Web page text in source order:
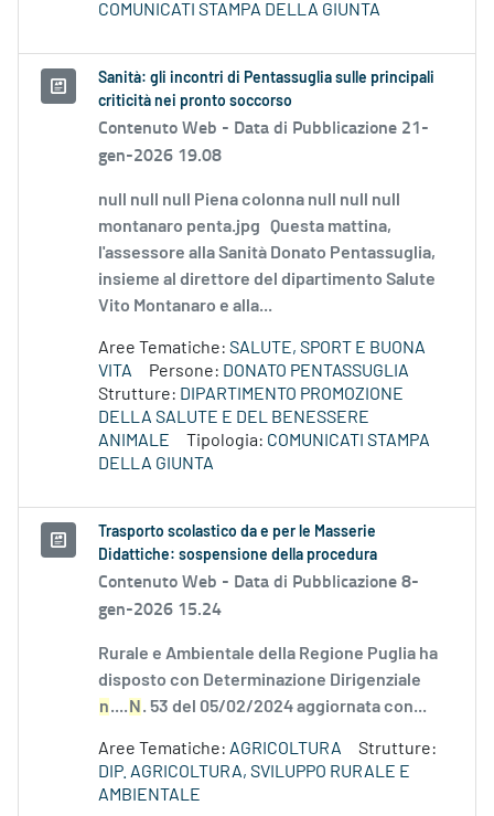
COMUNICATI STAMPA DELLA GIUNTA
Sanità: gli incontri di Pentassuglia sulle principali
criticità nei pronto soccorso
Contenuto Web - Data di Pubblicazione 21-
gen-2026 19.08
null null null Piena colonna null null null
montanaro penta.jpg Questa mattina,
l'assessore alla Sanità Donato Pentassuglia,
insieme al direttore del dipartimento Salute
Vito Montanaro e alla...
Aree Tematiche: SALUTE, SPORT E BUONA
VITA
Persone: DONATO PENTASSUGLIA
Strutture: DIPARTIMENTO PROMOZIONE
DELLA SALUTE E DEL BENESSERE
ANIMALE
Tipologia: COMUNICATI STAMPA
DELLA GIUNTA
Trasporto scolastico da e per le Masserie
Didattiche: sospensione della procedura
Contenuto Web - Data di Pubblicazione 8-
gen-2026 15.24
Rurale e Ambientale della Regione Puglia ha
disposto con Determinazione Dirigenziale
n.... N . 53 del 05/02/2024 aggiornata con...
Aree Tematiche: AGRICOLTURA
Strutture:
DIP. AGRICOLTURA, SVILUPPO RURALE E
AMBIENTALE